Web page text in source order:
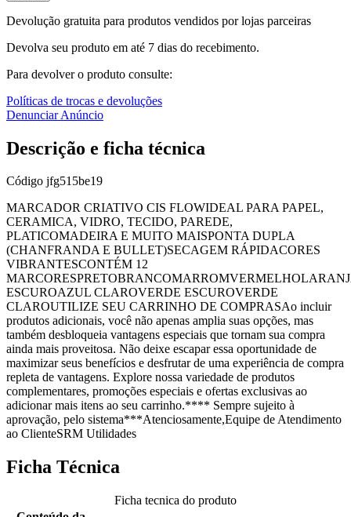
Devolução gratuita para produtos vendidos por lojas parceiras
Devolva seu produto em até 7 dias do recebimento.
Para devolver o produto consulte:
Políticas de trocas e devoluções
Denunciar Anúncio
Descrição e ficha técnica
Código jfg515be19
MARCADOR CRIATIVO CIS FLOWIDEAL PARA PAPEL,
CERAMICA, VIDRO, TECIDO, PAREDE,
PLATICOMADEIRA E MUITO MAISPONTA DUPLA
(CHANFRANDA E BULLET)SECAGEM RÁPIDACORES
VIBRANTESCONTÉM 12
ESCUROAZUL CLAROVERDE ESCUROVERDE
CLAROUTILIZE SEU CARRINHO DE COMPRASAo incluir
produtos adicionais, você não apenas amplia suas opções, mas
também desbloqueia vantagens especiais que tornam sua compra
ainda mais proveitosa. Não deixe escapar essa oportunidade de
maximizar seus benefícios e desfrutar de uma experiência de compra
repleta de vantagens. Explore nossa variedade de produtos
complementares, promoções especiais e ofertas exclusivas ao
adicionar mais itens ao seu carrinho.**** Sempre sujeito à
aprovação, pelo sistema***Atenciosamente,Equipe de Atendimento
ao ClienteSRM Utilidades
Ficha Técnica
Ficha tecnica do produto